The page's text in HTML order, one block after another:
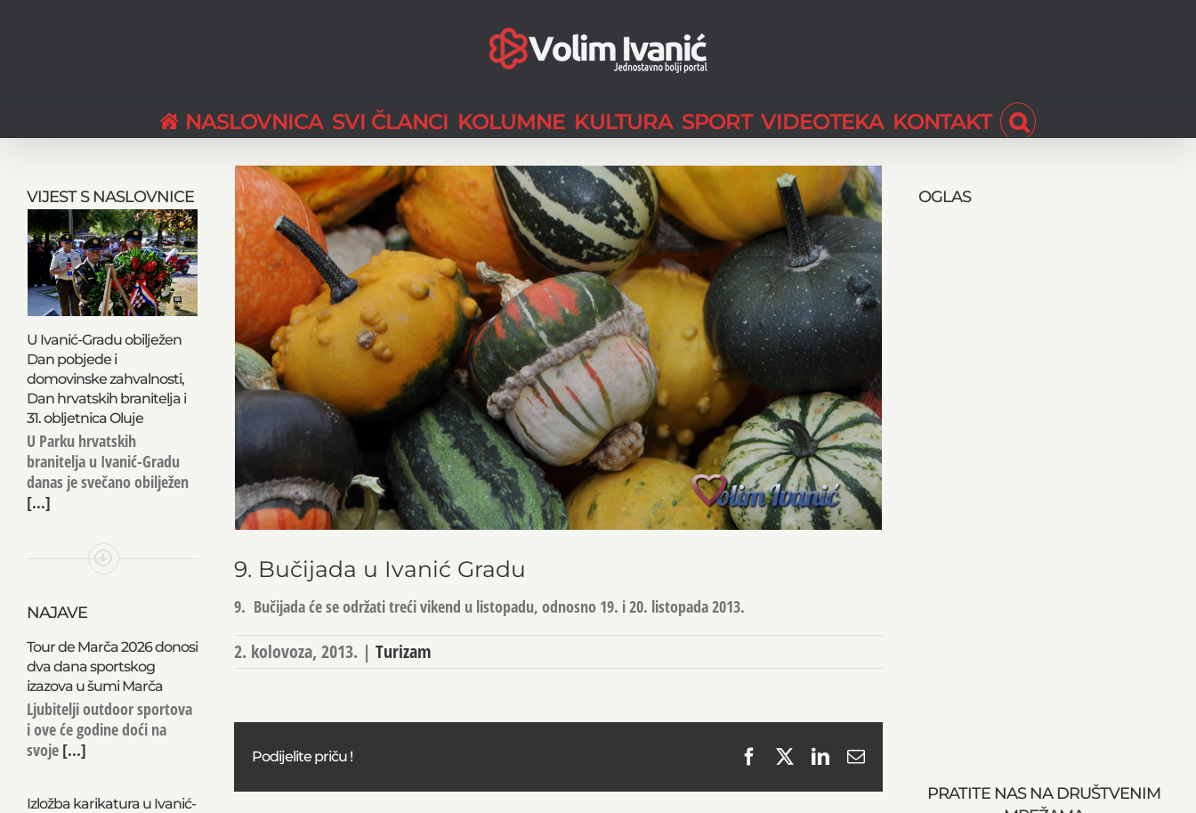
NASLOVNICA SVI ČLANCI KOLUMNE KULTURA SPORT VIDEOTEKA KONTAKT
View
Larger
Image
9. Bučijada u Ivanić Gradu
9. Bučijada će se održati treći vikend u listopadu, odnosno 19. i 20. listopada 2013.
2. kolovoza, 2013. | Turizam
Podijelite priču ! Facebook
X LinkedIn
Email
VIJEST S NASLOVNICE
U Ivanić-Gradu obilježen
Dan pobjede i
domovinske zahvalnosti,
Dan hrvatskih branitelja i
31. obljetnica Oluje
U Parku hrvatskih
branitelja u Ivanić-Gradu
danas je svečano obilježen
[...]
NAJAVE
Tour de Marča 2026 donosi
dva dana sportskog
izazova u šumi Marča
Ljubitelji outdoor sportova
i ove će godine doći na
svoje[...]
Izložba karikatura u Ivanić-
OGLAS
PRATITE NAS NA DRUŠTVENIM